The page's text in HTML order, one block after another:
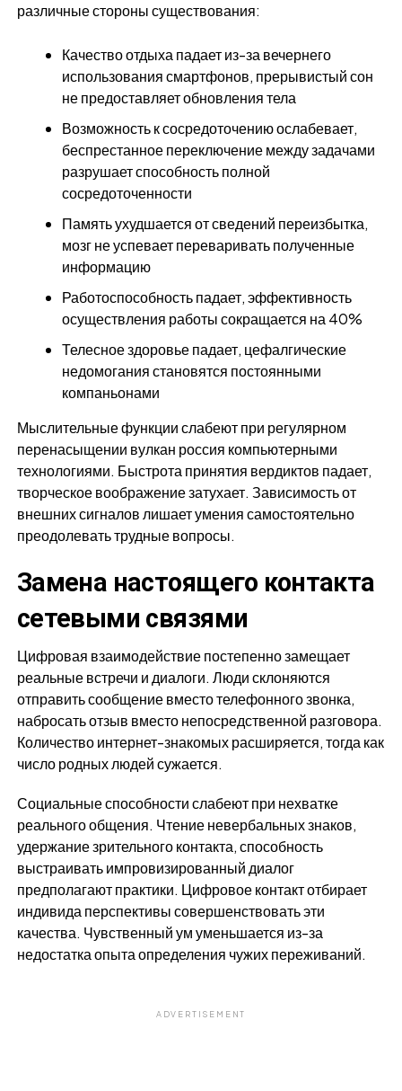
различные стороны существования:
Качество отдыха падает из-за вечернего
использования смартфонов, прерывистый сон
не предоставляет обновления тела
Возможность к сосредоточению ослабевает,
беспрестанное переключение между задачами
разрушает способность полной
сосредоточенности
Память ухудшается от сведений переизбытка,
мозг не успевает переваривать полученные
информацию
Работоспособность падает, эффективность
осуществления работы сокращается на 40%
Телесное здоровье падает, цефалгические
недомогания становятся постоянными
компаньонами
Мыслительные функции слабеют при регулярном
перенасыщении вулкан россия компьютерными
технологиями. Быстрота принятия вердиктов падает,
творческое воображение затухает. Зависимость от
внешних сигналов лишает умения самостоятельно
преодолевать трудные вопросы.
Замена настоящего контакта
сетевыми связями
Цифровая взаимодействие постепенно замещает
реальные встречи и диалоги. Люди склоняются
отправить сообщение вместо телефонного звонка,
набросать отзыв вместо непосредственной разговора.
Количество интернет-знакомых расширяется, тогда как
число родных людей сужается.
Социальные способности слабеют при нехватке
реального общения. Чтение невербальных знаков,
удержание зрительного контакта, способность
выстраивать импровизированный диалог
предполагают практики. Цифровое контакт отбирает
индивида перспективы совершенствовать эти
качества. Чувственный ум уменьшается из-за
недостатка опыта определения чужих переживаний.
ADVERTISEMENT